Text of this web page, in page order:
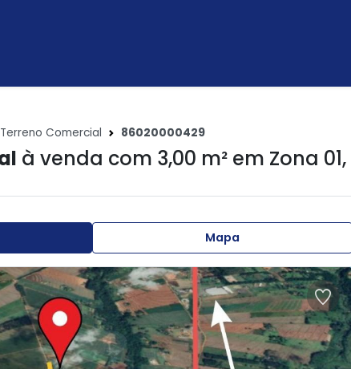
Terreno Comercial 86020000429
à venda com 3,00 m² em Zona 01,
Mapa